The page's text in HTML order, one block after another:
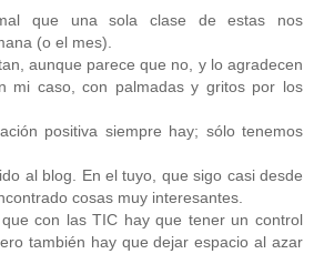
que una sola clase de estas nos
(o el mes).
aunque parece que no, y lo agradecen
mi caso, con palmadas y gritos por los
positiva siempre hay; sólo tenemos
al blog. En el tuyo, que sigo casi desde
cosas muy interesantes.
con las TIC hay que tener un control
también hay que dejar espacio al azar